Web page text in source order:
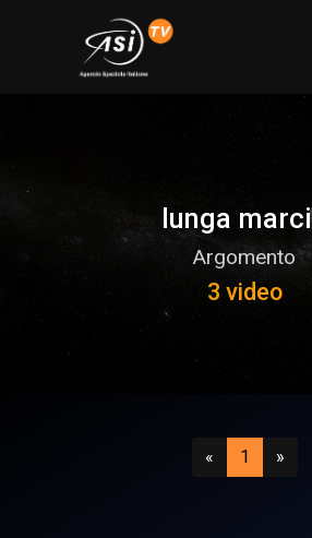
lunga
Argomento
3 video
«Precedente
1 (attuale)
»